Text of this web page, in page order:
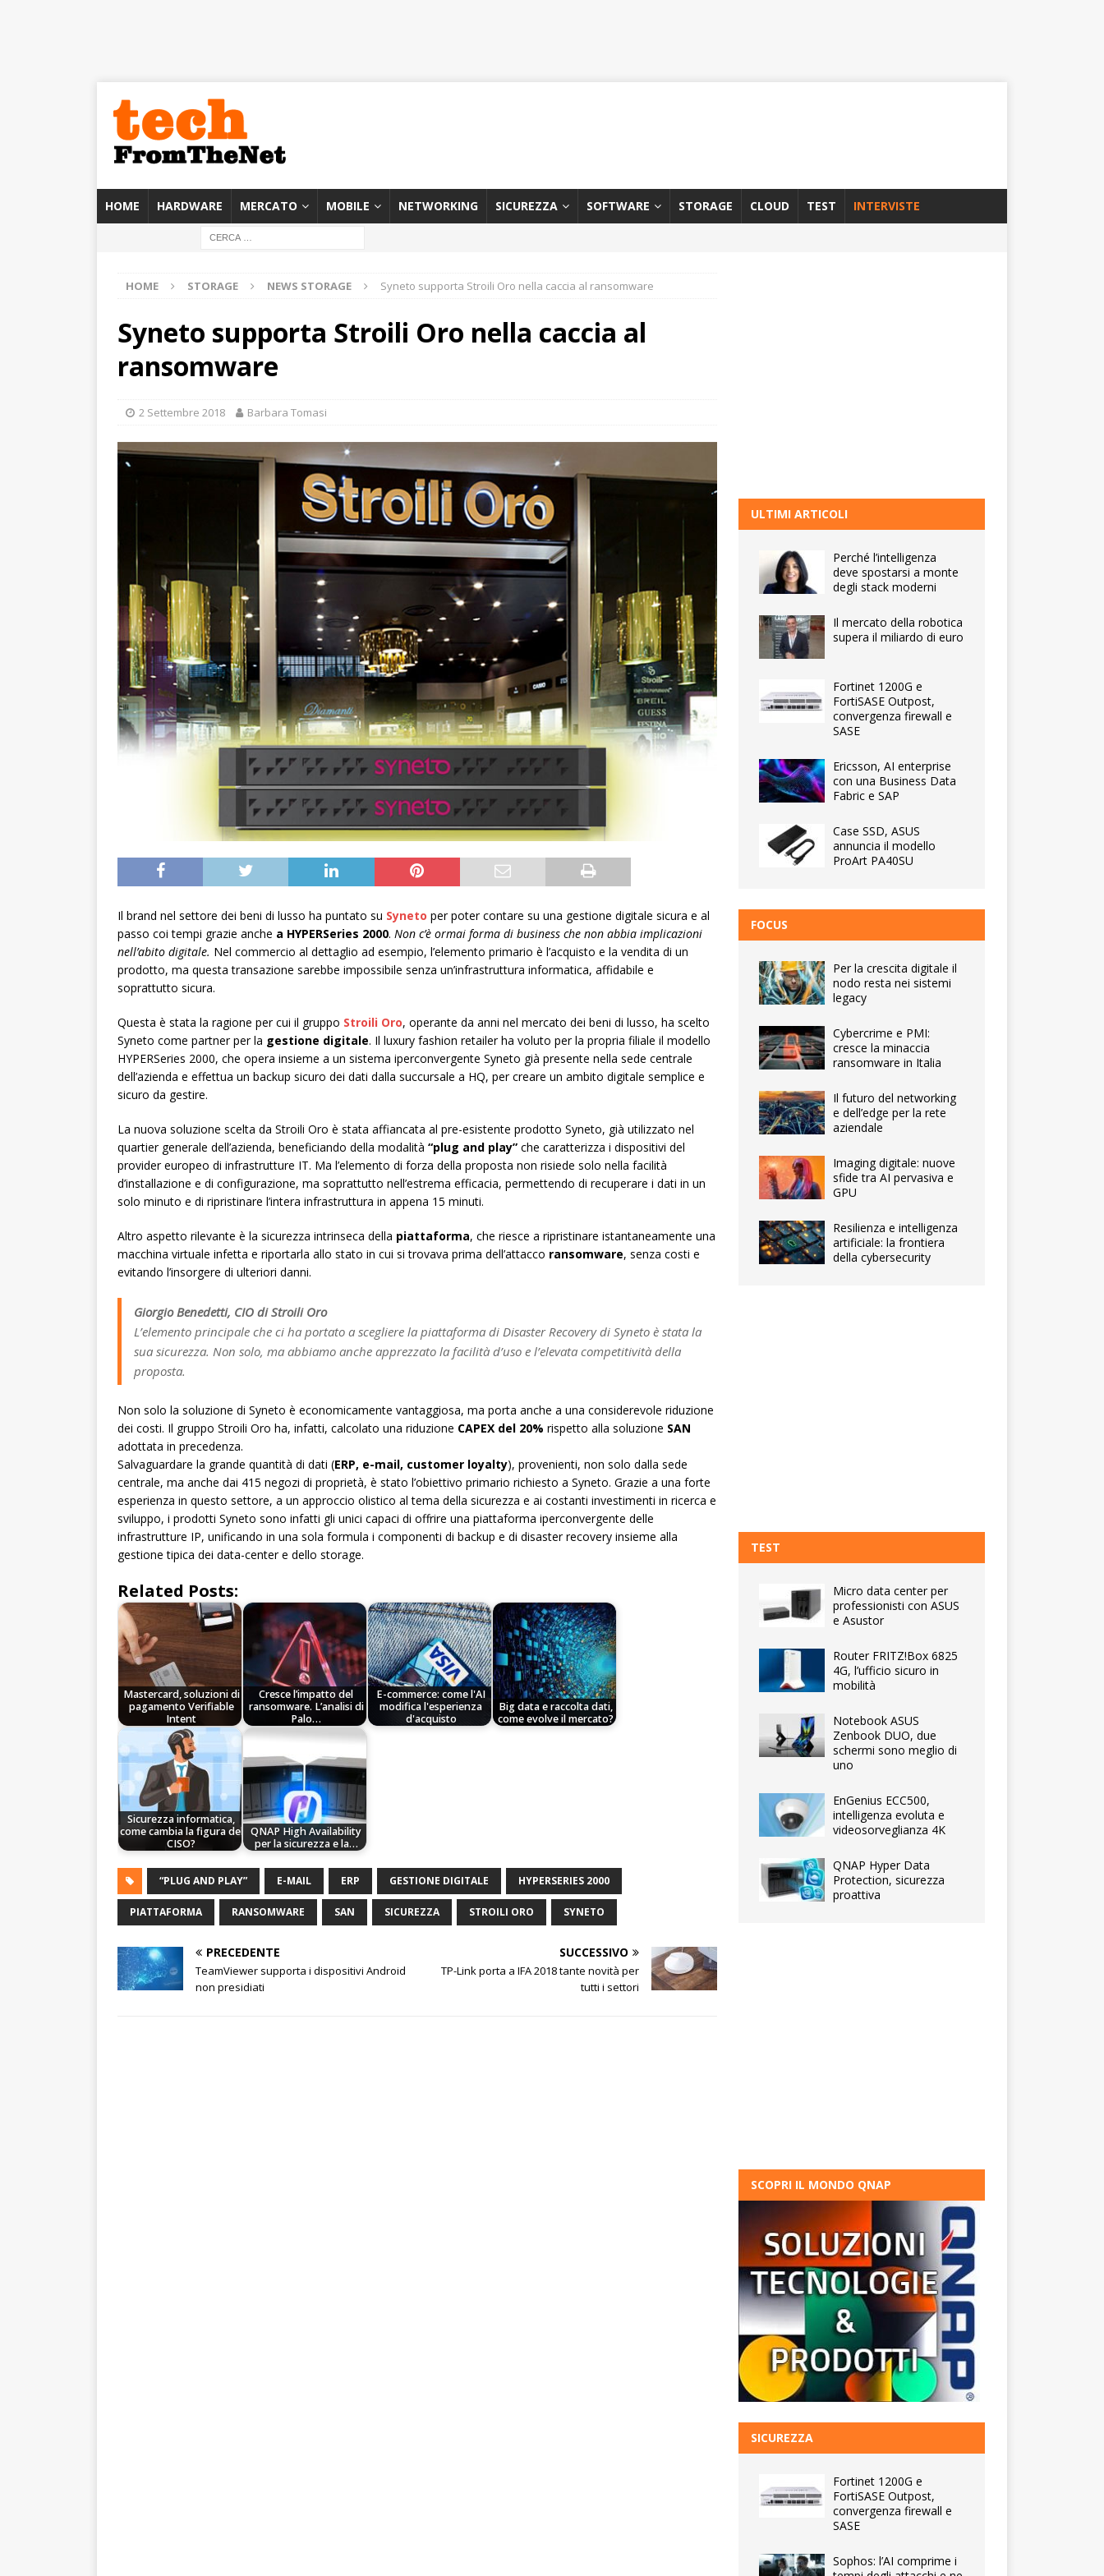
HOME HARDWARE MERCATO MOBILE NETWORKING SICUREZZA SOFTWARE STORAGE CLOUD TEST INTERVISTE
HOME STORAGE NEWS STORAGE Syneto supporta Stroili Oro nella caccia al ransomware
Syneto supporta Stroili Oro nella caccia al
ransomware
2 Settembre 2018 Barbara Tomasi
Il brand nel settore dei beni di lusso ha puntato su Syneto per poter contare su una gestione digitale sicura e al
passo coi tempi grazie anche a HYPERSeries 2000. Non c’è ormai forma di business che non abbia implicazioni
nell’abito digitale. Nel commercio al dettaglio ad esempio, l’elemento primario è l’acquisto e la vendita di un
prodotto, ma questa transazione sarebbe impossibile senza un’infrastruttura informatica, affidabile e
soprattutto sicura.
Questa è stata la ragione per cui il gruppo Stroili Oro, operante da anni nel mercato dei beni di lusso, ha scelto
Syneto come partner per la gestione digitale. Il luxury fashion retailer ha voluto per la propria filiale il modello
HYPERSeries 2000, che opera insieme a un sistema iperconvergente Syneto già presente nella sede centrale
dell’azienda e effettua un backup sicuro dei dati dalla succursale a HQ, per creare un ambito digitale semplice e
sicuro da gestire.
La nuova soluzione scelta da Stroili Oro è stata affiancata al pre-esistente prodotto Syneto, già utilizzato nel
quartier generale dell’azienda, beneficiando della modalità “plug and play” che caratterizza i dispositivi del
provider europeo di infrastrutture IT. Ma l’elemento di forza della proposta non risiede solo nella facilità
d’installazione e di configurazione, ma soprattutto nell’estrema efficacia, permettendo di recuperare i dati in un
solo minuto e di ripristinare l’intera infrastruttura in appena 15 minuti.
Altro aspetto rilevante è la sicurezza intrinseca della piattaforma, che riesce a ripristinare istantaneamente una
macchina virtuale infetta e riportarla allo stato in cui si trovava prima dell’attacco ransomware, senza costi e
evitando l’insorgere di ulteriori danni.
Giorgio Benedetti, CIO di Stroili Oro
L’elemento principale che ci ha portato a scegliere la piattaforma di Disaster Recovery di Syneto è stata la
sua sicurezza. Non solo, ma abbiamo anche apprezzato la facilità d’uso e l’elevata competitività della
proposta.
Non solo la soluzione di Syneto è economicamente vantaggiosa, ma porta anche a una considerevole riduzione
dei costi. Il gruppo Stroili Oro ha, infatti, calcolato una riduzione CAPEX del 20% rispetto alla soluzione SAN
adottata in precedenza.
Salvaguardare la grande quantità di dati (ERP, e-mail, customer loyalty), provenienti, non solo dalla sede
centrale, ma anche dai 415 negozi di proprietà, è stato l’obiettivo primario richiesto a Syneto. Grazie a una forte
esperienza in questo settore, a un approccio olistico al tema della sicurezza e ai costanti investimenti in ricerca e
sviluppo, i prodotti Syneto sono infatti gli unici capaci di offrire una piattaforma iperconvergente delle
infrastrutture IP, unificando in una sola formula i componenti di backup e di disaster recovery insieme alla
gestione tipica dei data-center e dello storage.
Related Posts:
Mastercard, soluzioni di
pagamento Verifiable
Intent
Cresce l’impatto del
ransomware. L’analisi di
Palo…
E-commerce: come l'AI
modifica l'esperienza
d'acquisto
Big data e raccolta dati,
come evolve il mercato?
Sicurezza informatica,
come cambia la figura del
CISO?
QNAP High Availability
per la sicurezza e la…
“PLUG AND PLAY” E-MAIL ERP GESTIONE DIGITALE HYPERSERIES 2000
PIATTAFORMA RANSOMWARE SAN SICUREZZA STROILI ORO SYNETO
PRECEDENTE
TeamViewer supporta i dispositivi Android
non presidiati
SUCCESSIVO
TP-Link porta a IFA 2018 tante novità per
tutti i settori
ULTIMI ARTICOLI
Perché l’intelligenza
deve spostarsi a monte
degli stack moderni
Il mercato della robotica
supera il miliardo di euro
Fortinet 1200G e
FortiSASE Outpost,
convergenza firewall e
SASE
Ericsson, AI enterprise
con una Business Data
Fabric e SAP
Case SSD, ASUS
annuncia il modello
ProArt PA40SU
FOCUS
Per la crescita digitale il
nodo resta nei sistemi
legacy
Cybercrime e PMI:
cresce la minaccia
ransomware in Italia
Il futuro del networking
e dell’edge per la rete
aziendale
Imaging digitale: nuove
sfide tra AI pervasiva e
GPU
Resilienza e intelligenza
artificiale: la frontiera
della cybersecurity
TEST
Micro data center per
professionisti con ASUS
e Asustor
Router FRITZ!Box 6825
4G, l’ufficio sicuro in
mobilità
Notebook ASUS
Zenbook DUO, due
schermi sono meglio di
uno
EnGenius ECC500,
intelligenza evoluta e
videosorveglianza 4K
QNAP Hyper Data
Protection, sicurezza
proattiva
SCOPRI IL MONDO QNAP
SICUREZZA
Fortinet 1200G e
FortiSASE Outpost,
convergenza firewall e
SASE
Sophos: l’AI comprime i